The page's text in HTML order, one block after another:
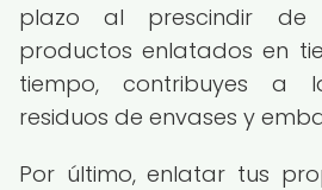
plazo al prescindir
productos enlatados en
tiempo, contribuyes a
residuos de envases y
Por último, enlatar tus